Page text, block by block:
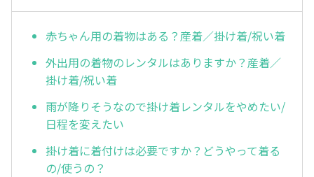
赤ちゃん用の着物はある？産着／掛け着/祝い着
外出用の着物のレンタルはありますか？産着／
掛け着/祝い着
雨が降りそうなので掛け着レンタルをやめたい/
日程を変えたい
掛け着に着付けは必要ですか？どうやって着る
の/使うの？